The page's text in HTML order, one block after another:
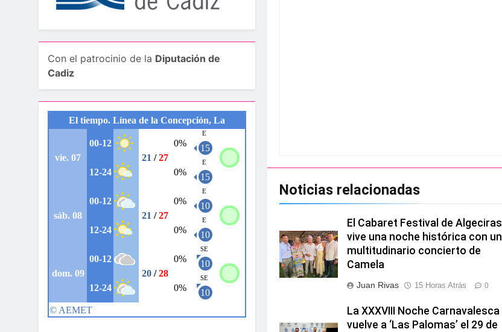
Con el patrocinio de la Diputación de
Cadiz
Noticias relacionadas
El Cabaret Festival de Algeciras
vive una noche histórica con un
multitudinario concierto de
Camela
Juan Rivas 15 Horas Atrás 0
La XXXVIII Noche Carnavalesca
vuelve a ‘Las Palomas’ el 29 de